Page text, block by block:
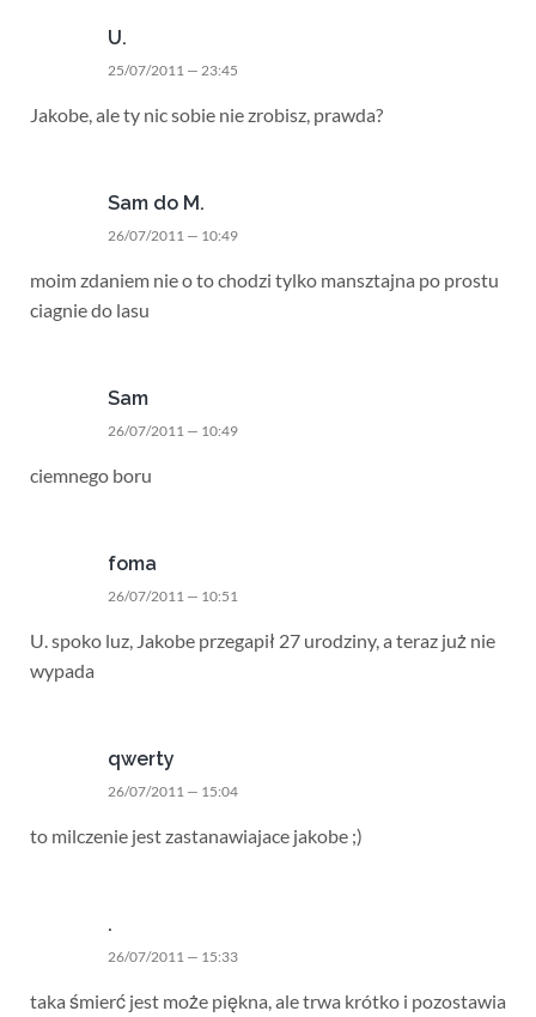
U.
25/07/2011 — 23:45
Jakobe, ale ty nic sobie nie zrobisz, prawda?
Sam do M.
26/07/2011 — 10:49
moim zdaniem nie o to chodzi tylko mansztajna po prostu
ciagnie do lasu
Sam
26/07/2011 — 10:49
ciemnego boru
foma
26/07/2011 — 10:51
U. spoko luz, Jakobe przegapił 27 urodziny, a teraz już nie
wypada
qwerty
26/07/2011 — 15:04
to milczenie jest zastanawiajace jakobe ;)
.
26/07/2011 — 15:33
taka śmierć jest może piękna, ale trwa krótko i pozostawia